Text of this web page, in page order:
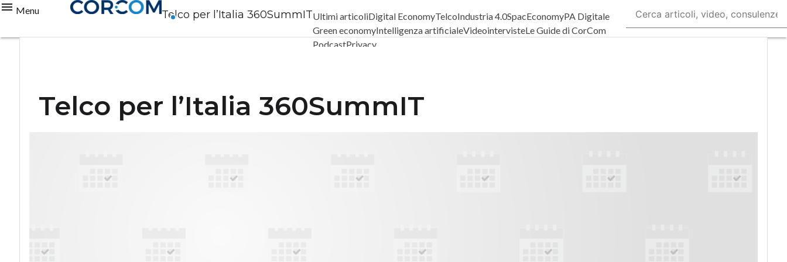
Menu Telco per l’Italia 360SummITUltimi articoliDigital EconomyTelcoIndustria 4.0SpacEconomyPA Digitale
Green economyIntelligenza artificialeVideointervisteLe Guide di CorCom
PodcastPrivacy
Telco per l’Italia 360SummIT